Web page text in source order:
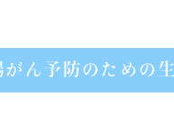
がん予防のための